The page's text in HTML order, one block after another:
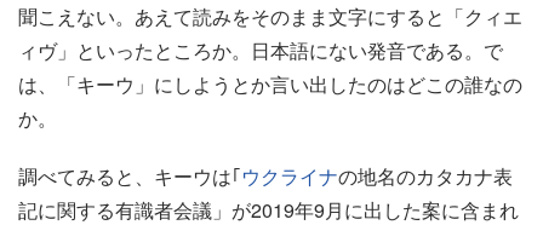
聞こえない。あえて読みをそのまま文字にすると「クィエ
ィヴ」といったところか。日本語にない発音である。で
は、「キーウ」にしようとか言い出したのはどこの誰なの
か。
調べてみると、キーウは｢ウクライナの地名のカタカナ表
記に関する有識者会議」が2019年9月に出した案に含まれ